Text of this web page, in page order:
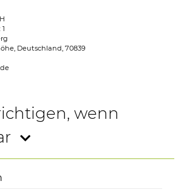
Deutschland, 70839
wenn